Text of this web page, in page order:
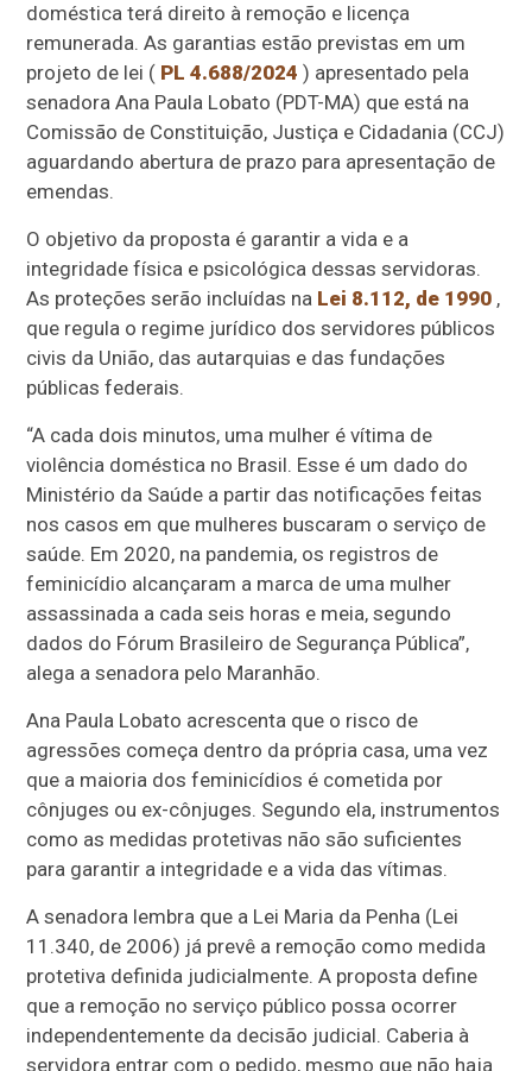
doméstica terá direito à remoção e licença
remunerada. As garantias estão previstas em um
projeto de lei ( PL 4.688/2024 ) apresentado pela
senadora Ana Paula Lobato (PDT-MA) que está na
Comissão de Constituição, Justiça e Cidadania (CCJ)
aguardando abertura de prazo para apresentação de
emendas.
O objetivo da proposta é garantir a vida e a
integridade física e psicológica dessas servidoras.
As proteções serão incluídas na Lei 8.112, de 1990 ,
que regula o regime jurídico dos servidores públicos
civis da União, das autarquias e das fundações
públicas federais.
“A cada dois minutos, uma mulher é vítima de
violência doméstica no Brasil. Esse é um dado do
Ministério da Saúde a partir das notificações feitas
nos casos em que mulheres buscaram o serviço de
saúde. Em 2020, na pandemia, os registros de
feminicídio alcançaram a marca de uma mulher
assassinada a cada seis horas e meia, segundo
dados do Fórum Brasileiro de Segurança Pública”,
alega a senadora pelo Maranhão.
Ana Paula Lobato acrescenta que o risco de
agressões começa dentro da própria casa, uma vez
que a maioria dos feminicídios é cometida por
cônjuges ou ex-cônjuges. Segundo ela, instrumentos
como as medidas protetivas não são suficientes
para garantir a integridade e a vida das vítimas.
A senadora lembra que a Lei Maria da Penha (Lei
11.340, de 2006) já prevê a remoção como medida
protetiva definida judicialmente. A proposta define
que a remoção no serviço público possa ocorrer
independentemente da decisão judicial. Caberia à
servidora entrar com o pedido, mesmo que não haja